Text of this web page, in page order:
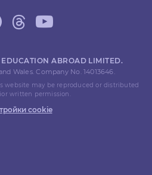
ABROAD LIMITED.
Wales. Company No. 14013646.
website may be reproduced or distributed
written permission.
cookie